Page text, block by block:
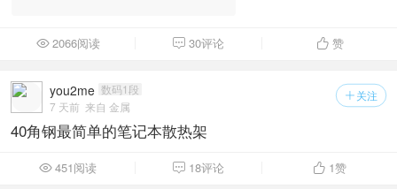
 2066阅读  30评论  赞
 关注
you2me 数码1段
7 天前 来自 金属
40角钢最简单的笔记本散热架
451阅读  18评论  1赞